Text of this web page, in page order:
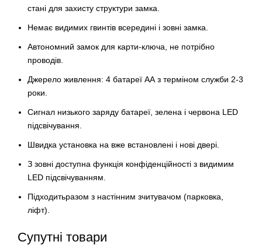
стані для захисту структури замка.
Немає видимих ​​гвинтів всередині і зовні замка.
Автономний замок для карти-ключа, не потрібно
проводів.
Джерело живлення: 4 батареї АА з терміном служби 2-3
роки.
Сигнал низького заряду батареї, зелена і червона LED
підсвічування.
Швидка установка на вже встановлені і нові двері.
З зовні доступна функція конфіденційності з видимим
LED підсвічуванням.
Підходитьразом з настінним зчитувачом (парковка,
ліфт).
Супутні товари